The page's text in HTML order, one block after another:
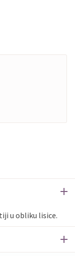
u obliku lisice.